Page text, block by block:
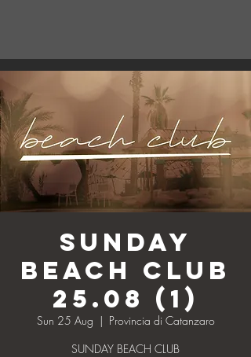
SUNDAY
BEACH CLUB
25.08 (1)
Sun 25 Aug
  |
Provincia di Catanzaro
SUNDAY BEACH CLUB